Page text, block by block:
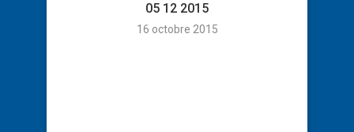
05 12 2015
16 octobre 2015